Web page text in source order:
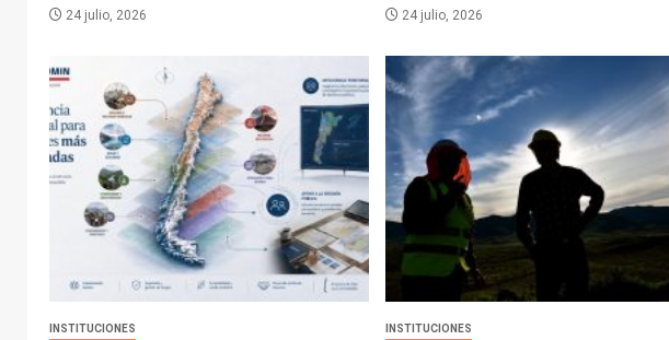
24 julio, 2026 24 julio, 2026
INSTITUCIONES INSTITUCIONES